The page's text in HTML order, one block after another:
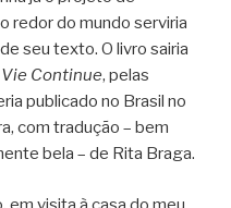
redor do mundo serviria
seu texto. O livro sairia
Continue, pelas
publicado no Brasil no
com tradução – bem
bela – de Rita Braga.